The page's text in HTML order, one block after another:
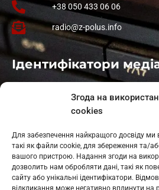
Згода на
cookies
Для забезпечення найкращого досвіду ми
такі як файли cookie, для збереження та/
вашого пристрою. Надання згоди на
дозволить нам обробляти дані, такі як
сайту або унікальні ідентифікатори.
відкликання може негативно вплинути на
+38 050 433 06 06
radio@z-polus.info
Ідентифікатори
: L11-01410
: L11-01801
Косів: L11-01805
Гарасимів: L11-02274